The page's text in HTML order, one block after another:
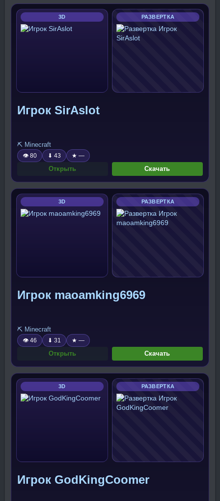
3D РАЗВЕРТКА
Игрок SirAslot
⛏️ Minecraft
👁 80 ⬇ 43 ★ —
Открыть Скачать
3D РАЗВЕРТКА
Игрок maoamking6969
⛏️ Minecraft
👁 46 ⬇ 31 ★ —
Открыть Скачать
3D РАЗВЕРТКА
Игрок GodKingCoomer